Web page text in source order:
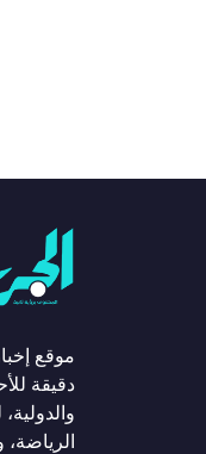
موقع
دقيقة
الرياضة،